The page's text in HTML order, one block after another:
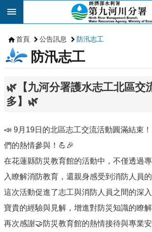
跳到主要內容區塊
首頁 公告訊息 防汛志工
防汛志工
🌿【九河分署護水志工北區交
多】🌿
📣 9月19日的北區志工交流活動圓滿結束
們的熱情參與！💪🎉
在花蓮縣防災教育館的活動中，不僅透過
入瞭解消防教育，還親身感受到消防人員
這次活動促進了志工與消防人員之間的深
寶貴的經驗與見解，增進對防災知識的瞭
再次感謝🤝防災教育館的熱情接待與專業